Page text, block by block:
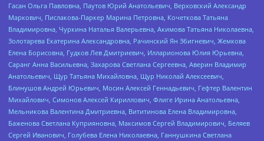
Гасан Ольга Павловна, Паутов Юрий Анатольевич, Верховский Александр
Маркович, Пислакова-Паркер Марина Петровна, Кочеткова Татьяна
Владимировна, Чуркина Наталья Валерьевна, Акимова Татьяна Николаевна,
Золотарева Екатерина Александровна, Рачинский Ян Збигневич, Жемкова
Елена Борисовна, Гудков Лев Дмитриевич, Илларионова Юлия Юрьевна,
Саранг Анна Васильевна, Захарова Светлана Сергеевна, Аверин Владимир
Анатольевич, Щур Татьяна Михайловна, Щур Николай Алексеевич,
Блинушов Андрей Юрьевич, Мосин Алексей Геннадьевич, Гефтер Валентин
Михайлович, Симонов Алексей Кириллович, Флиге Ирина Анатольевна,
Мельникова Валентина Дмитриевна, Вититинова Елена Владимировна,
Баженова Светлана Куприяновна, Максимов Сергей Владимирович, Беляев
Сергей Иванович, Голубева Елена Николаевна, Ганнушкина Светлана